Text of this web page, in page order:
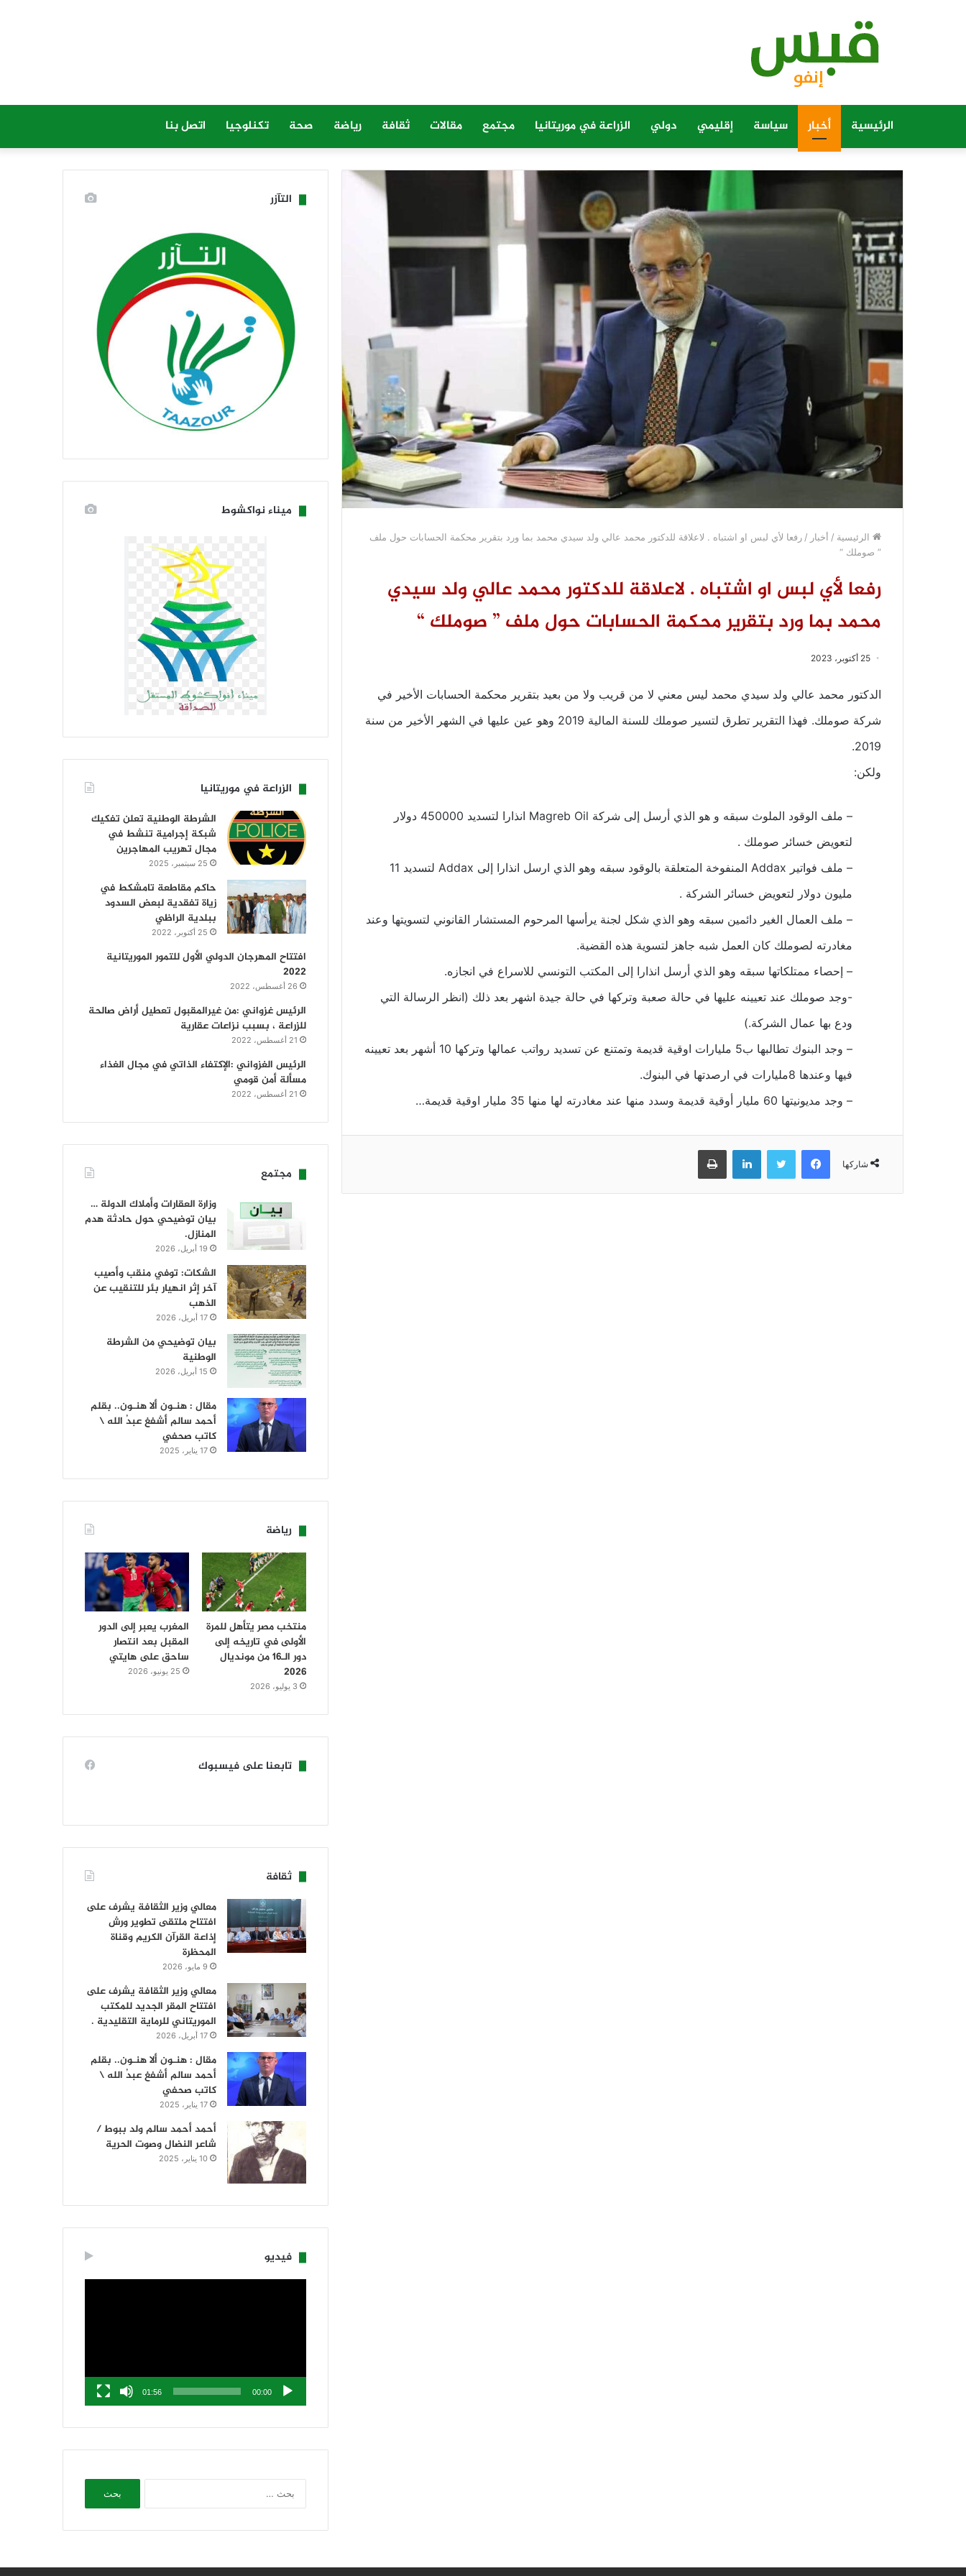
الرئيسية أخبار سياسة إقليمي دولي الزراعة في موريتانيا مجتمع مقالات ثقافة رياضة صحة تكنلوجيا اتصل بنا
الرئيسية / أخبار / رفعا لأي لبس او اشتباه . لاعلاقة للدكتور محمد عالي ولد سيدي محمد بما ورد بتقرير محكمة الحسابات حول ملف
” صوملك “
رفعا لأي لبس او اشتباه . لاعلاقة للدكتور محمد عالي ولد سيدي
محمد بما ورد بتقرير محكمة الحسابات حول ملف ” صوملك “
25 أكتوبر، 2023
الدكتور محمد عالي ولد سيدي محمد ليس معني لا من قريب ولا من بعيد بتقرير محكمة الحسابات الأخير في
شركة صوملك. فهذا التقرير تطرق لتسير صوملك للسنة المالية 2019 وهو عين عليها في الشهر الأخير من سنة
2019.
ولكن:
– ملف الوقود الملوث سبقه و هو الذي أرسل إلى شركة Magreb Oil انذارا لتسديد 450000 دولار
لتعويض خسائر صوملك .
– ملف فواتير Addax المنفوخة المتعلقة بالوقود سبقه وهو الذي ارسل انذارا إلى Addax لتسديد 11
مليون دولار لتعويض خسائر الشركة .
– ملف العمال الغير دائمين سبقه وهو الذي شكل لجنة يرأسها المرحوم المستشار القانوني لتسويتها وعند
مغادرته لصوملك كان العمل شبه جاهز لتسوية هذه القضية.
– إحصاء ممتلكاتها سبقه وهو الذي أرسل انذارا إلى المكتب التونسي للاسراع في انجازه.
-وجد صوملك عند تعيينه عليها في حالة صعبة وتركها في حالة جيدة اشهر بعد ذلك (انظر الرسالة التي
ودع بها عمال الشركة.)
– وجد البنوك تطالبها ب5 مليارات اوقية قديمة وتمتنع عن تسديد رواتب عمالها وتركها 10 أشهر بعد تعيينه
فيها وعندها 8مليارات في ارصدتها في البنوك.
– وجد مديونيتها 60 مليار أوقية قديمة وسدد منها عند مغادرته لها منها 35 مليار اوقية قديمة…
شاركها
فيسبوك تويتر لينكدإن طباعة
التآزر
ميناء نواكشوط
الزراعة في موريتانيا
الشرطة الوطنية تعلن تفكيك
شبكة إجرامية تنشط في
مجال تهريب المهاجرين
25 سبتمبر، 2025
حاكم مقاطعة تامشكط في
زياة تفقدية لبعض السدود
ببلدية الراظي
25 أكتوبر، 2022
افتتاح المهرجان الدولي الأول للتمور الموريتانية
2022
26 أغسطس، 2022
الرئيس غزواني :من غيرالمقبول تعطيل أراض صالحة
للزراعة ، بسبب نزاعات عقارية
21 أغسطس، 2022
الرئيس الغزواني :الإكتفاء الذاتي في مجال الغذاء
مسألة أمن قومي
21 أغسطس، 2022
مجتمع
وزارة العقارات وأملاك الدولة …
بيان توضيحي حول حادثة هدم
المنازل.
19 أبريل، 2026
الشكات: توفي منقب وأصيب
آخر إثر انهيار بئر للتنقيب عن
الذهب
17 أبريل، 2026
بيان توضيحي من الشرطة
الوطنية
15 أبريل، 2026
مقال : هنـون ألا هنـون.. بقلم
أحمد سالم أشفغ عبدُ الله \
كاتب صحفي
17 يناير، 2025
رياضة
منتخب مصر يتأهل للمرة
الأولى في تاريخه إلى
دور الـ16 من مونديال
2026
3 يوليو، 2026
المغرب يعبر إلى الدور
المقبل بعد انتصار
ساحق على هايتي
25 يونيو، 2026
تابعنا على فيسبوك
ثقافة
معالي وزير الثقافة يشرف على
افتتاح ملتقى تطوير ورش
إذاعة القرآن الكريم وقناة
المحظرة
9 مايو، 2026
معالي وزير الثقافة يشرف على
افتتاح المقر الجديد للمكتب
الموريتاني للرماية التقليدية .
17 أبريل، 2026
مقال : هنـون ألا هنـون.. بقلم
أحمد سالم أشفغ عبدُ الله \
كاتب صحفي
17 يناير، 2025
أحمد أحمد سالم ولد ببوط /
شاعر النضال وصوت الحرية
10 يناير، 2025
فيديو
00:00
01:56